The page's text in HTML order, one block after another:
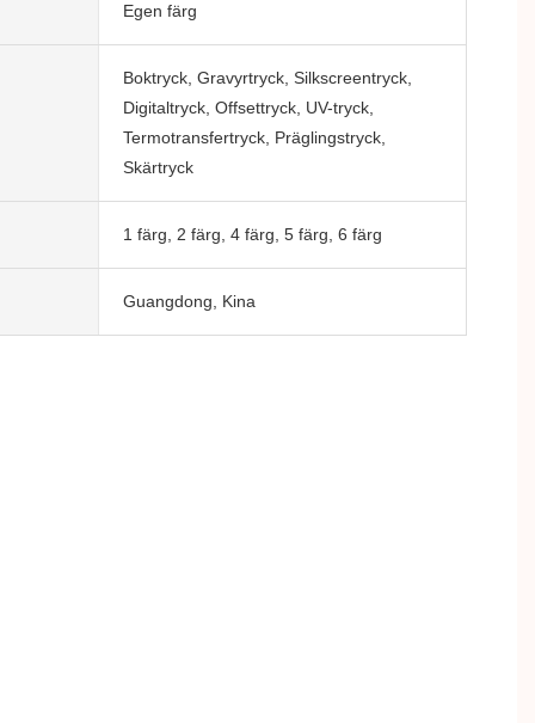
Egen färg
Boktryck, Gravyrtryck, Silkscreentryck,
Digitaltryck, Offsettryck, UV-tryck,
Termotransfertryck, Präglingstryck,
Skärtryck
1 färg, 2 färg, 4 färg, 5 färg, 6 färg
Guangdong, Kina